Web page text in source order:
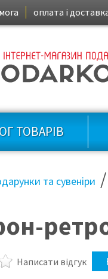
оплата і
ТОВАРІВ
та сувеніри /
Написати відгук